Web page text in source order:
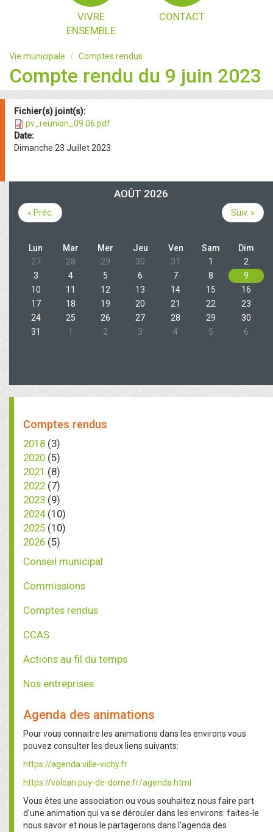
VIVRE
ENSEMBLE
CONTACT
Vie municipale Comptes rendus
Compte rendu du 9 juin 2023
Fichier(s) joint(s):
pv_reunion_09.06.pdf
Date:
Dimanche 23 Juillet 2023
AOÛT 2026
« Préc. Suiv. »
Lun Mar Mer Jeu Ven Sam
Dim
27
28 29 30 31 1
2
3
4 5 6 7 8
9
10
11 12 13 14 15
16
17
18 19 20 21 22
23
24
25 26 27 28 29
30
31
1 2 3 4 5 6
Comptes rendus
2018 (3)
2020 (5)
2021 (8)
2022 (7)
2023 (9)
2024(10)
2025 (10)
2026 (5)
Conseil municipal
Commissions
Comptes rendus
CCAS
Actions au fil du temps
Nos entreprises
Agenda des animations
Pour vous connaitre les animations dans les environs vous
pouvez consulter les deux liens suivants:
https://agenda.ville-vichy.fr
https://volcan.puy-de-dome.fr/agenda.html
Vous êtes une association ou vous souhaitez nous faire part
d'une animation qui va se dérouler dans les environs: faites-le
nous savoir et nous le partagerons dans l'agenda des